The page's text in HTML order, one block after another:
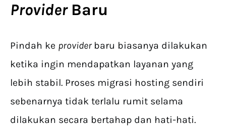
Provider Baru
Pindah ke provider baru biasanya dilakukan
ketika ingin mendapatkan layanan yang
lebih stabil. Proses migrasi hosting sendiri
sebenarnya tidak terlalu rumit selama
dilakukan secara bertahap dan hati-hati.